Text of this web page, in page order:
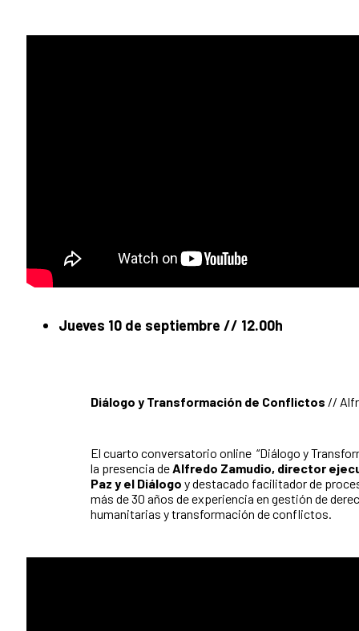
Jueves 10 de septiembre // 12.00h
Diálogo y Transformación de Conflictos //
El cuarto conversatorio online “Diálogo y
la presencia de Alfredo Zamudio, director
Paz y el Diálogo y destacado facilitador de
más de 30 años de experiencia en gestión de
humanitarias y transformación de conflictos.